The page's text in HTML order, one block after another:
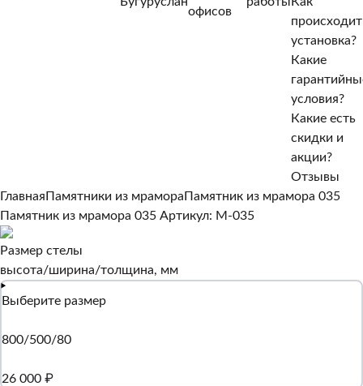
офисов
происходит
установка?
Какие
условия?
Какие есть
скидки и
акции?
Отзывы
Главная Памятники из мрамора Памятник из мрамора 035
Памятник из мрамора 035 Артикул: M-035
Размер стелы
высота/ширина/толщина, мм
Выберите размер
800/500/80
26 000 ₽